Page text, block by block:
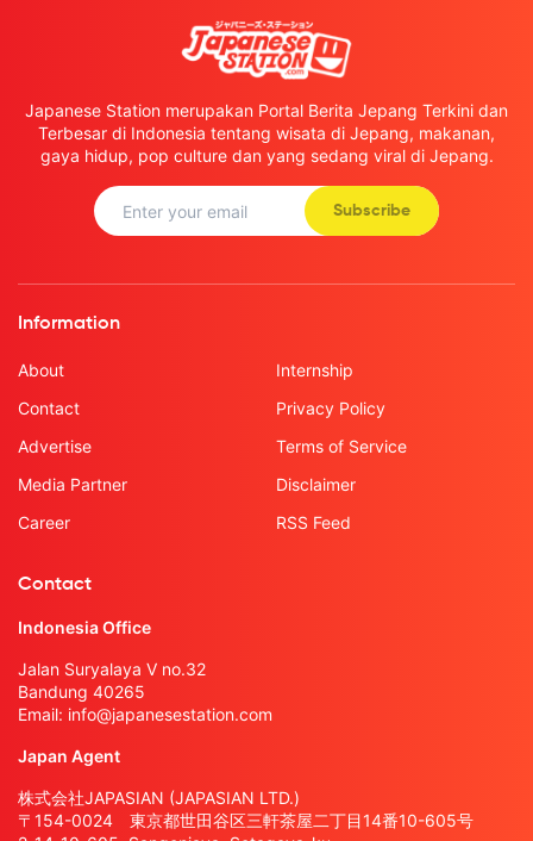
Japanese Station merupakan Portal Berita Jepang Terkini dan
Terbesar di Indonesia tentang wisata di Jepang, makanan,
gaya hidup, pop culture dan yang sedang viral di Jepang.
Subscribe
Information
About
Contact
Advertise
Media Partner
Career
Internship
Privacy Policy
Terms of Service
Disclaimer
RSS Feed
Contact
Indonesia Office
Jalan Suryalaya V no.32
Bandung 40265
Email: info@japanesestation.com
Japan Agent
株式会社JAPASIAN (JAPASIAN LTD.)
〒154-0024 東京都世田谷区三軒茶屋二丁目14番10-605号